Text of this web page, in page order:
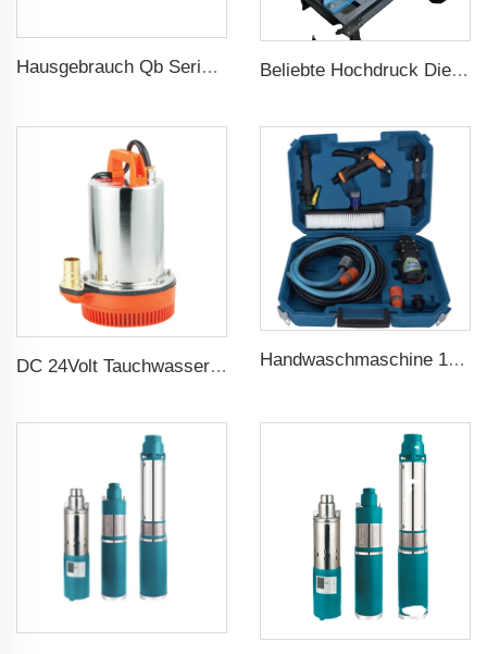
Hausgebrauch Qb Serie Randpumpe 0.37kw 0.5ps Qb60 Elektrische Wirbelpumpe Preis Beliebte Hochdruck Dieselwasser Zentrifugalpumpe für landwirtschaftliche Bewässerung
DC 24Volt Tauchwasserpumpe Handwaschmaschine 12V tragbar Hochdruck Autowaschmaschinenpumpe